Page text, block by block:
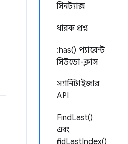
সিনট্যাক্স
ধারক প্রশ্ন
:has() প্যারেন্ট
সিউডো-ক্লাস
স্যানিটাইজার
API
FindLast()
এবং
findLastIndex()